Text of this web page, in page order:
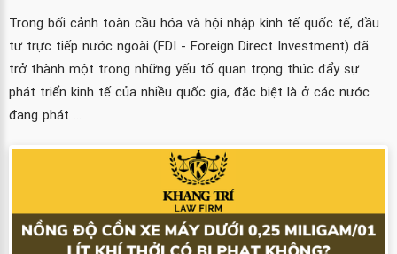
Trong bối cảnh toàn cầu hóa và hội nhập kinh tế quốc tế, đầu
tư trực tiếp nước ngoài (FDI - Foreign Direct Investment) đã
trở thành một trong những yếu tố quan trọng thúc đẩy sự
phát triển kinh tế của nhiều quốc gia, đặc biệt là ở các nước
đang phát ...